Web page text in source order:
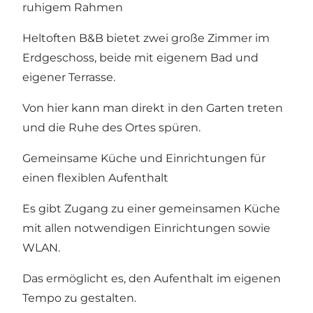
ruhigem Rahmen
Heltoften B&B bietet zwei große Zimmer im
Erdgeschoss, beide mit eigenem Bad und
eigener Terrasse.
Von hier kann man direkt in den Garten treten
und die Ruhe des Ortes spüren.
Gemeinsame Küche und Einrichtungen für
einen flexiblen Aufenthalt
Es gibt Zugang zu einer gemeinsamen Küche
mit allen notwendigen Einrichtungen sowie
WLAN.
Das ermöglicht es, den Aufenthalt im eigenen
Tempo zu gestalten.